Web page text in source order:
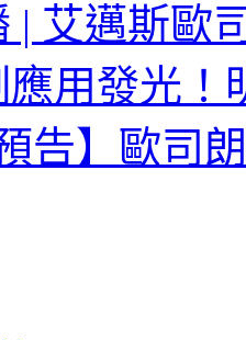
| 艾邁斯歐
用發光！
告】歐司